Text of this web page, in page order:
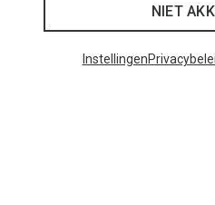
NIET
Instellingen